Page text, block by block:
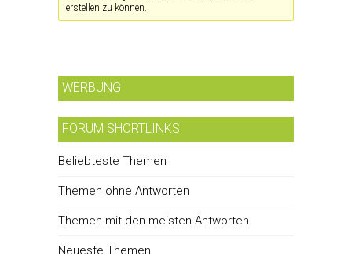
erstellen zu können.
WERBUNG
FORUM SHORTLINKS
Beliebteste Themen
Themen ohne Antworten
Themen mit den meisten Antworten
Neueste Themen